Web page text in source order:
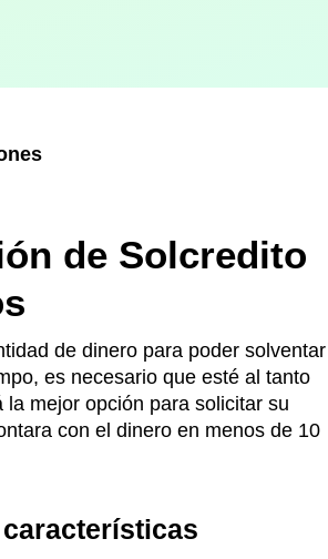
de Solcredito
de dinero para poder solventar
es necesario que esté al tanto
la mejor opción para solicitar su
con el dinero en menos de 10